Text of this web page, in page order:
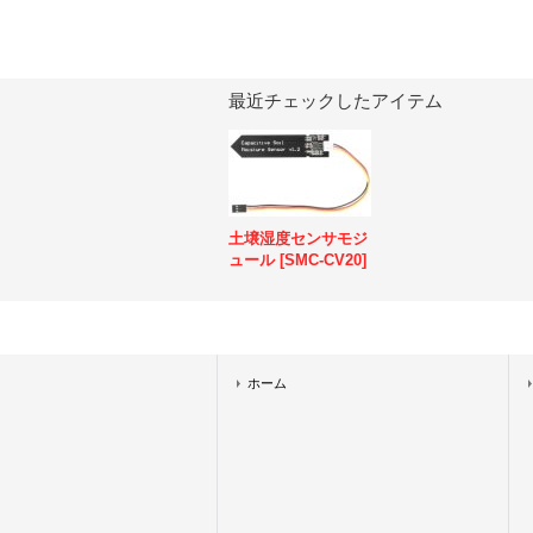
最近チェックしたアイテム
土壌湿度センサモジ
ュール [SMC-CV20]
ホーム